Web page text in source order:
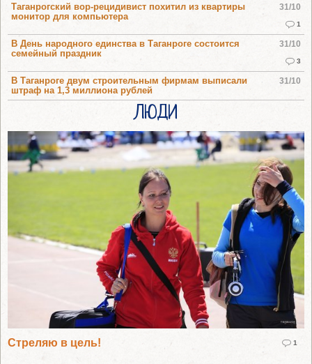
31/10
1
Таганрогский вор-рецидивист похитил из квартиры
монитор для компьютера
31/10
3
В День народного единства в Таганроге состоится
семейный праздник
31/10
В Таганроге двум строительным фирмам выписали
штраф на 1,3 миллиона рублей
ЛЮДИ
Стреляю в цель! 1